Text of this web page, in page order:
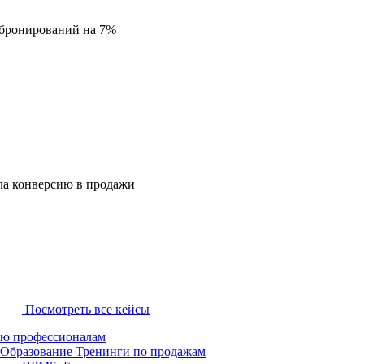
на 7%
конверсию в продажи
Посмотреть все кейсы
профессионалам
Тренинги по продажам